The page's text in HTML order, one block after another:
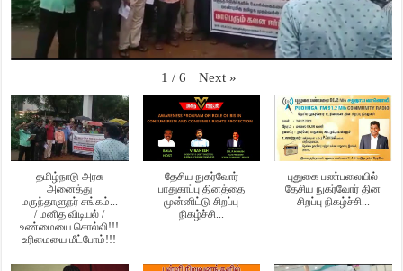
1 / 6 Next »
தமிழ்நாடு அரசு
அனைத்து
மருந்தாளுநர் சங்கம்...
/ மனித விடியல் /
உண்மையை சொல்லி!!!
உரிமையை மீட்போம்!!!
தேசிய நுகர்வோர்
பாதுகாப்பு தினத்தை
முன்னிட்டு சிறப்பு
நிகழ்ச்சி...
புதுகை பண்பலையில்
தேசிய நுகர்வோர் தின
சிறப்பு நிகழ்ச்சி...